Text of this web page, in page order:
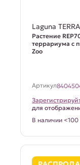
Laguna TERRA
Растение
террариума с
Zoo
Артикул
для
В наличии